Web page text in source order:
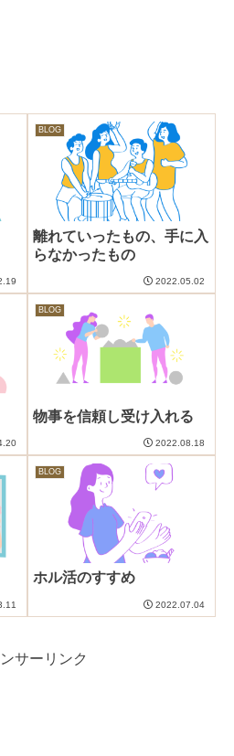
BLOG
離れていったもの、手に入
らなかったもの
2022.05.02
BLOG
物事を信頼し受け入れる
2022.08.18
BLOG
ホル活のすすめ
2022.07.04
サーリンク